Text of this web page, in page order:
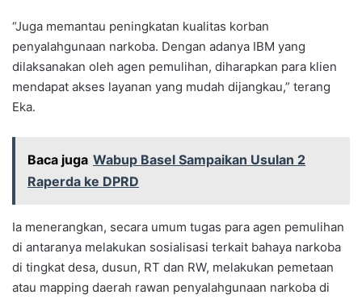
“Juga memantau peningkatan kualitas korban
penyalahgunaan narkoba. Dengan adanya IBM yang
dilaksanakan oleh agen pemulihan, diharapkan para klien
mendapat akses layanan yang mudah dijangkau,” terang
Eka.
Baca juga Wabup Basel Sampaikan Usulan 2
Raperda ke DPRD
Ia menerangkan, secara umum tugas para agen pemulihan
di antaranya melakukan sosialisasi terkait bahaya narkoba
di tingkat desa, dusun, RT dan RW, melakukan pemetaan
atau mapping daerah rawan penyalahgunaan narkoba di